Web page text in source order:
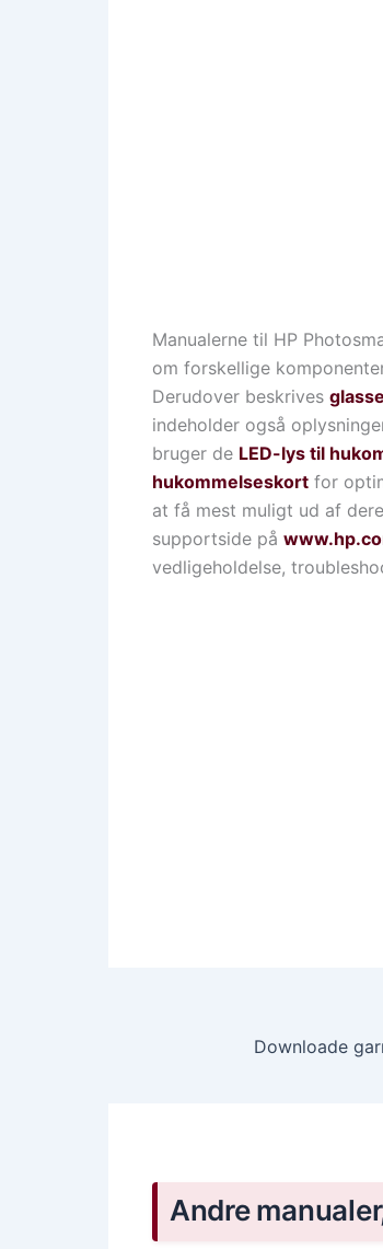
Manualerne til HP
om forskellige
Derudover beskrives
indeholder også
bruger de LED-lys til
hukommelseskort for
at få mest muligt ud af
supportside på
vedligeholdelse,
Andre